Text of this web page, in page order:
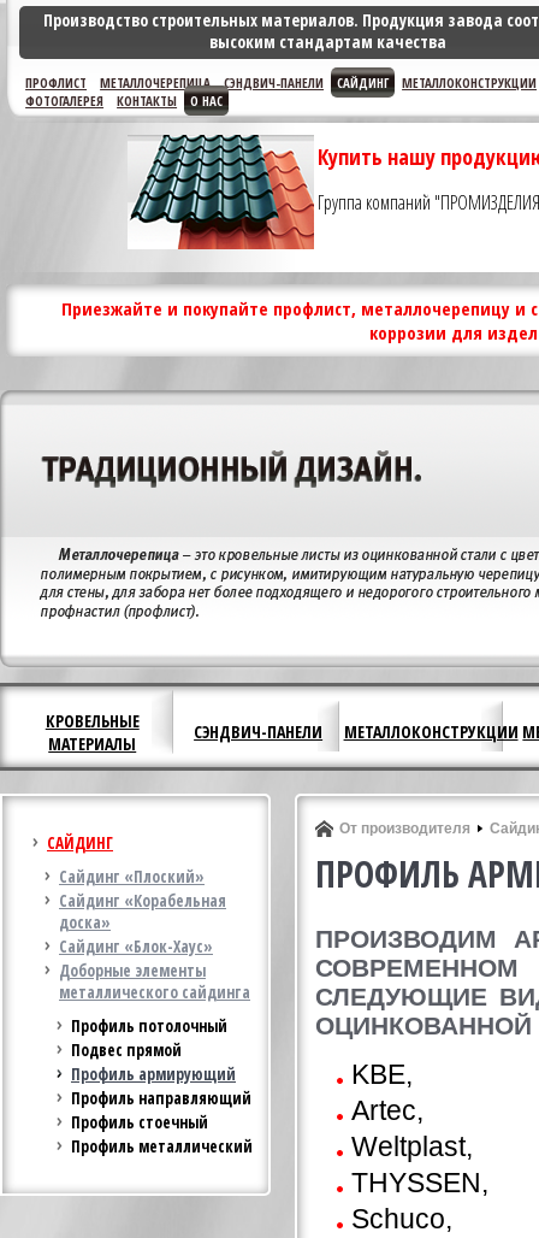
Производство строительных материалов. Продукция завода
высоким стандартам качества
ПРОФЛИСТ МЕТАЛЛОЧЕРЕПИЦА СЭНДВИЧ-ПАНЕЛИ САЙДИНГ
МЕТАЛЛОКОНСТРУКЦИИ
ФОТОГАЛЕРЕЯ
КОНТАКТЫ О НАС
Купить нашу
Группа компаний
Приезжайте и покупайте профлист, металлочерепицу и
коррозии для
КРОВЕЛЬНЫЕ
МАТЕРИАЛЫ
СЭНДВИЧ-ПАНЕЛИ МЕТАЛЛОКОНСТРУКЦИИ
САЙДИНГ
Сайдинг «Плоский»
Сайдинг «Корабельная
доска»
Сайдинг «Блок-Хаус»
Доборные элементы
металлического сайдинга
Профиль потолочный
Подвес прямой
Профиль армирующий
Профиль направляющий
Профиль стоечный
Профиль металлический
От производителя
ПРОФИЛЬ
ПРОИЗВОДИМ
СЛЕДУЮЩИЕ
ОЦИНКОВАННОЙ
KBE,
Artec,
Weltplast,
THYSSEN,
Schuco,